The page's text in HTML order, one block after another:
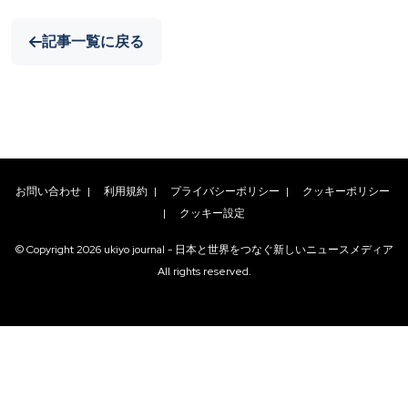
記事一覧に戻る
お問い合わせ | 利用規約 | プライバシーポリシー | クッキーポリシー
| クッキー設定
© Copyright2026 ukiyo journal - 日本と世界をつなぐ新しいニュースメディア
All rights reserved.